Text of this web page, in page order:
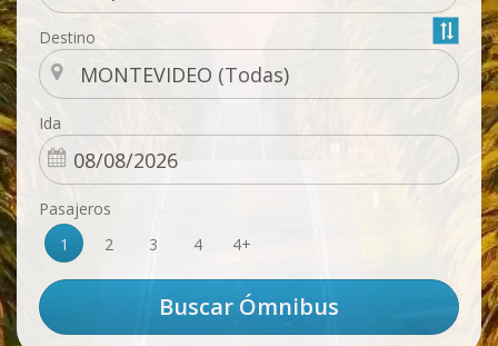
Destino
Ida
Pasajeros
1
2 3 4 4+